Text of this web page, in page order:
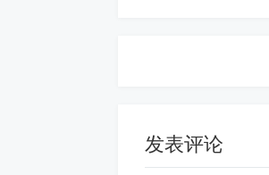
发表评论